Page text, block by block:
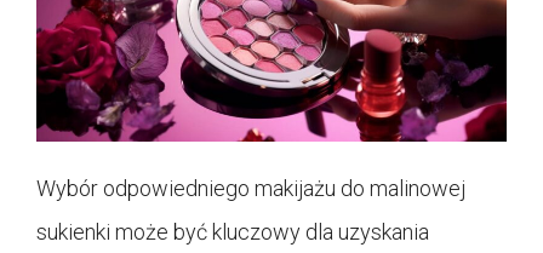
Wybór odpowiedniego makijażu do malinowej
sukienki może być kluczowy dla uzyskania